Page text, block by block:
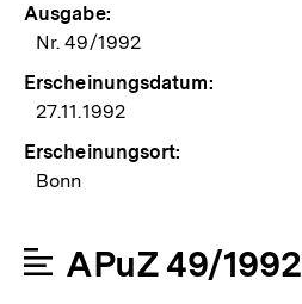
Ausgabe:
Nr. 49/1992
Erscheinungsdatum:
27.11.1992
Erscheinungsort:
Bonn
APuZ 49/1992